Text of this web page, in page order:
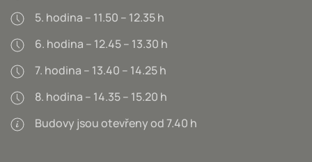
5. hodina – 11.50 – 12.35 h
6. hodina – 12.45 – 13.30 h
7. hodina – 13.40 – 14.25 h
8. hodina – 14.35 – 15.20 h
Budovy jsou otevřeny od 7.40 h